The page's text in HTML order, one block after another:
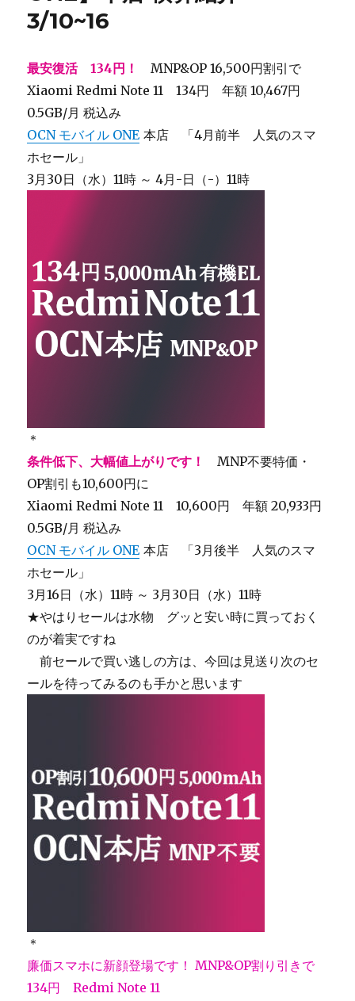
3/10~16
最安復活 134円！
MNP&OP 16,500円割引で
Xiaomi Redmi Note 11 134円 年額 10,467円
0.5GB/月 税込み
OCN モバイル ONE 本店 「4月前半 人気のスマ
ホセール」
3月30日（水）11時 ～ 4月-日（-）11時
＊
条件低下、大幅値上がりです！
MNP不要特価・
OP割引も10,600円に
Xiaomi Redmi Note 11 10,600円 年額 20,933円
0.5GB/月 税込み
OCN モバイル ONE 本店 「3月後半 人気のスマ
ホセール」
3月16日（水）11時 ～ 3月30日（水）11時
★やはりセールは水物 グッと安い時に買っておく
のが着実ですね
＿前セールで買い逃しの方は、今回は見送り次のセ
ールを待ってみるのも手かと思います
＊
廉価スマホに新顔登場です！ MNP&OP割り引きで
134円 Redmi Note 11